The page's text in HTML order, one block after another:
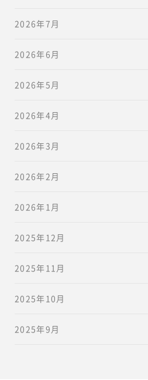
2026年7月
2026年6月
2026年5月
2026年4月
2026年3月
2026年2月
2026年1月
2025年12月
2025年11月
2025年10月
2025年9月